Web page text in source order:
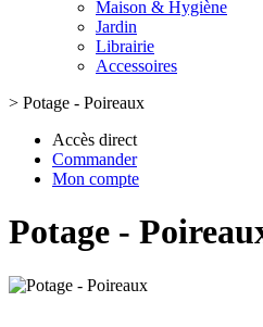
Maison & Hygiène
Jardin
Librairie
Accessoires
> Potage - Poireaux
Accès direct
Commander
Mon compte
Potage -